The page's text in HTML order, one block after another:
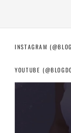
INSTAGRAM
YOUTUBE